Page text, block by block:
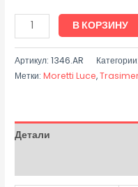
В КОРЗИНУ
Артикул:1346.AR Категории:
Метки:Moretti Luce,
Детали